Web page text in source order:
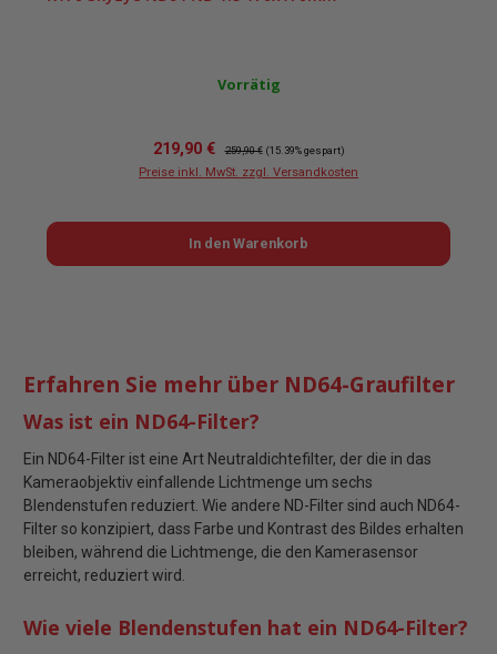
Vorrätig
Verkaufspreis:
219,90 € Regulärer Preis:
259,90 € (15.39% gespart)
Preise inkl. MwSt. zzgl. Versandkosten
In den Warenkorb
Erfahren Sie mehr über ND64-Graufilter
Was ist ein ND64-Filter?
Ein ND64-Filter ist eine Art Neutraldichtefilter, der die in das
Kameraobjektiv einfallende Lichtmenge um sechs
Blendenstufen reduziert. Wie andere ND-Filter sind auch ND64-
Filter so konzipiert, dass Farbe und Kontrast des Bildes erhalten
bleiben, während die Lichtmenge, die den Kamerasensor
erreicht, reduziert wird.
Wie viele Blendenstufen hat ein ND64-Filter?